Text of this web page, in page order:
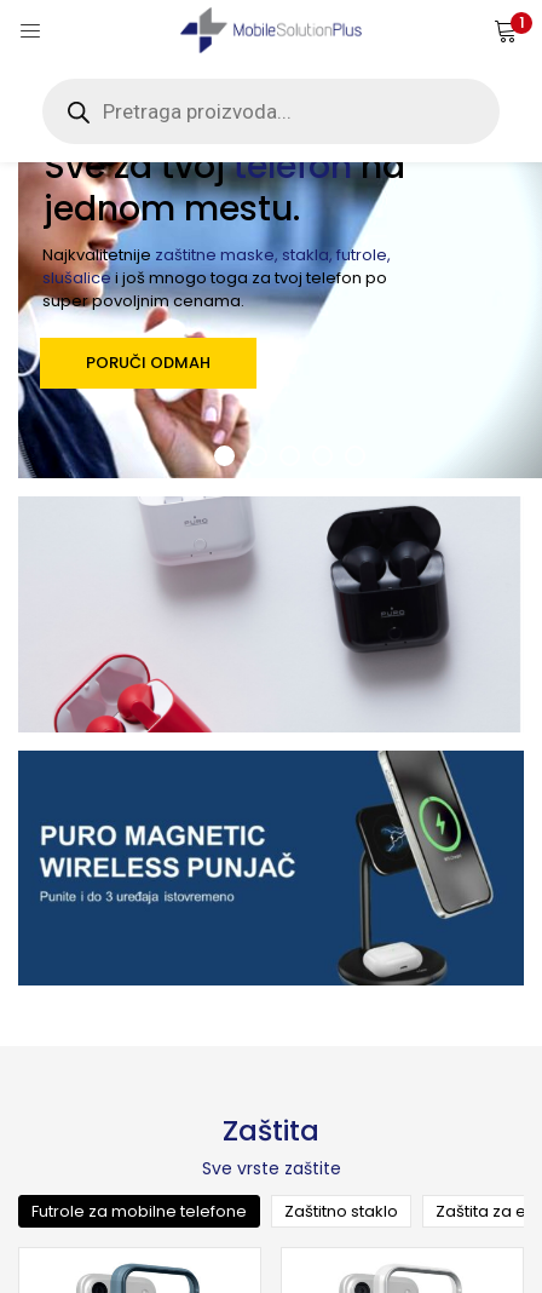
1
search
Sve za tvojtelefonna
jednom mestu.
Mobile Solution Plus
Najkvalitetnije zaštitne maske, stakla, futrole,
slušalicei još mnogo toga za tvoj telefon po
super povoljnim cenama.
PORUČI ODMAH
Zaštita
Sve vrste zaštite
Futrole za mobilne telefone Zaštitno staklo Zaštita za